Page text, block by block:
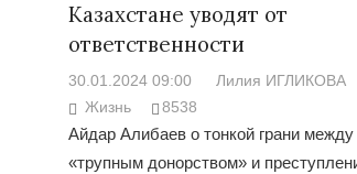
Казахстане уводят от
ответственности
30.01.2024 09:00
Лилия ИГЛИКОВА
Жизнь
8538
Айдар Алибаев о тонкой грани между
«трупным донорством» и